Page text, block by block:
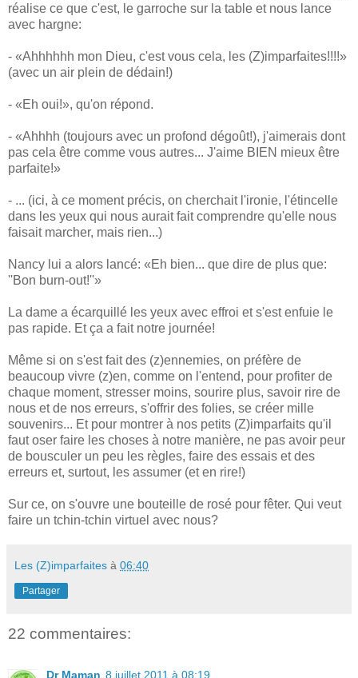
réalise ce que c'est, le garroche sur la table et nous lance
avec hargne:
- «Ahhhhhh mon Dieu, c'est vous cela, les (Z)imparfaites!!!!»
(avec un air plein de dédain!)
- «Eh oui!», qu'on répond.
- «Ahhhh (toujours avec un profond dégoût!), j'aimerais dont
pas cela être comme vous autres... J'aime BIEN mieux être
parfaite!»
- ... (ici, à ce moment précis, on cherchait l'ironie, l'étincelle
dans les yeux qui nous aurait fait comprendre qu'elle nous
faisait marcher, mais rien...)
Nancy lui a alors lancé: «Eh bien... que dire de plus que:
''Bon burn-out!''»
La dame a écarquillé les yeux avec effroi et s'est enfuie le
pas rapide. Et ça a fait notre journée!
Même si on s'est fait des (z)ennemies, on préfère de
beaucoup vivre (z)en, comme on l'entend, pour profiter de
chaque moment, stresser moins, sourire plus, savoir rire de
nous et de nos erreurs, s'offrir des folies, se créer mille
souvenirs... Et pour montrer à nos petits (Z)imparfaits qu'il
faut oser faire les choses à notre manière, ne pas avoir peur
de bousculer un peu les règles, faire des essais et des
erreurs et, surtout, les assumer (et en rire!)
Sur ce, on s'ouvre une bouteille de rosé pour fêter. Qui veut
faire un tchin-tchin virtuel avec nous?
Les (Z)imparfaites à 06:40
Partager
22 commentaires:
Dr Maman 8 juillet 2011 à 08:19